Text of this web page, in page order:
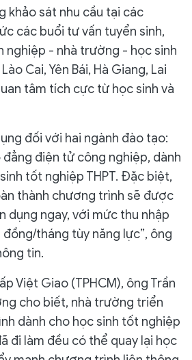
khảo sát nhu cầu tại các
các buổi tư vấn tuyển sinh,
nghiệp - nhà trường - học sinh
Cai, Yên Bái, Hà Giang, Lai
tâm tích cực từ học sinh và
đối với hai ngành đào tạo:
đẳng điện tử công nghiệp, dành
tốt nghiệp THPT. Đặc biệt,
thành chương trình sẽ được
dụng ngay, với mức thu nhập
tháng tùy năng lực”, ông
tin.
Việt Giao (TPHCM), ông Trần
cho biết, nhà trường triển
dành cho học sinh tốt nghiệp
đi làm đều có thể quay lại học